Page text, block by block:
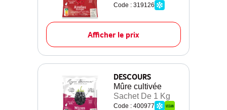
Code : 319126
Afficher le prix
DESCOURS
Mûre cultivée
Sachet De 1 Kg
Code : 400977